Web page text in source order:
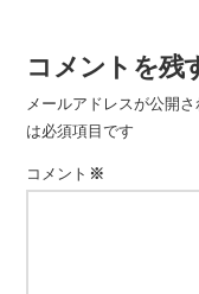
コメントを残
メールアドレスが公開
は必須項目です
コメント※